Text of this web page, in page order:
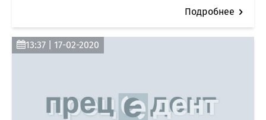
Подробнее
13:37 | 17-02-2020